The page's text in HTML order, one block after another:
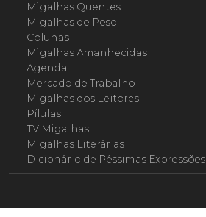
Migalhas Quentes
Migalhas de Peso
Colunas
Migalhas Amanhecidas
Agenda
Mercado de Trabalho
Migalhas dos Leitores
Pílulas
TV Migalhas
Migalhas Literárias
Dicionário de Péssimas Expressões